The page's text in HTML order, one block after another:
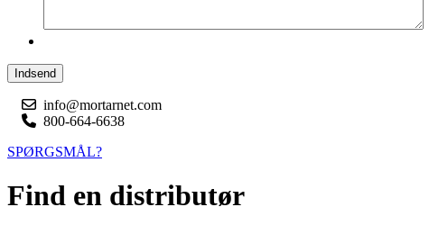
Indsend
info@mortarnet.com
800-664-6638
SPØRGSMÅL?
Find en distributør